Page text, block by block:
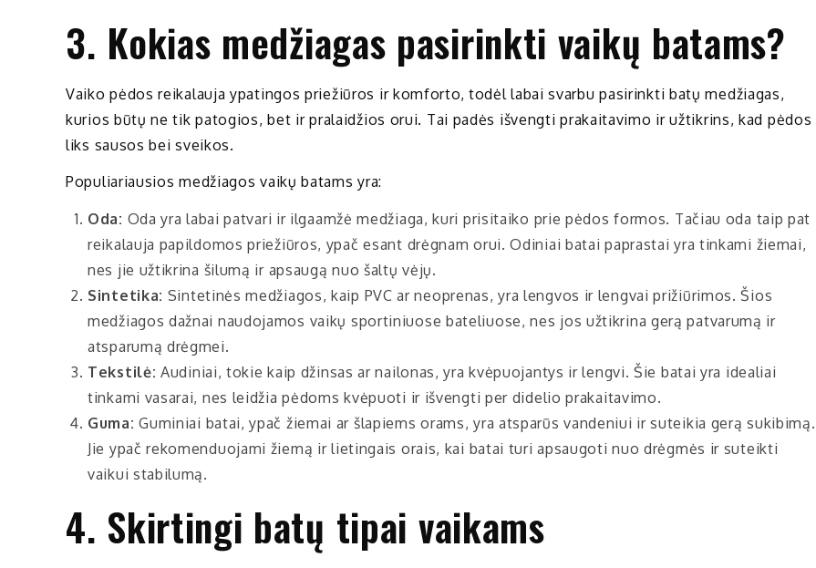
3. Kokias medžiagas pasirinkti vaikų batams?
Vaiko pėdos reikalauja ypatingos priežiūros ir komforto, todėl labai svarbu pasirinkti batų medžiagas,
kurios būtų ne tik patogios, bet ir pralaidžios orui. Tai padės išvengti prakaitavimo ir užtikrins, kad pėdos
liks sausos bei sveikos.
Populiariausios medžiagos vaikų batams yra:
Oda: Oda yra labai patvari ir ilgaamžė medžiaga, kuri prisitaiko prie pėdos formos. Tačiau oda taip pat
reikalauja papildomos priežiūros, ypač esant drėgnam orui. Odiniai batai paprastai yra tinkami žiemai,
nes jie užtikrina šilumą ir apsaugą nuo šaltų vėjų.
Sintetika: Sintetinės medžiagos, kaip PVC ar neoprenas, yra lengvos ir lengvai prižiūrimos. Šios
medžiagos dažnai naudojamos vaikų sportiniuose bateliuose, nes jos užtikrina gerą patvarumą ir
atsparumą drėgmei.
Tekstilė: Audiniai, tokie kaip džinsas ar nailonas, yra kvėpuojantys ir lengvi. Šie batai yra idealiai
tinkami vasarai, nes leidžia pėdoms kvėpuoti ir išvengti per didelio prakaitavimo.
Guma: Guminiai batai, ypač žiemai ar šlapiems orams, yra atsparūs vandeniui ir suteikia gerą sukibimą.
Jie ypač rekomenduojami žiemą ir lietingais orais, kai batai turi apsaugoti nuo drėgmės ir suteikti
vaikui stabilumą.
4. Skirtingi batų tipai vaikams